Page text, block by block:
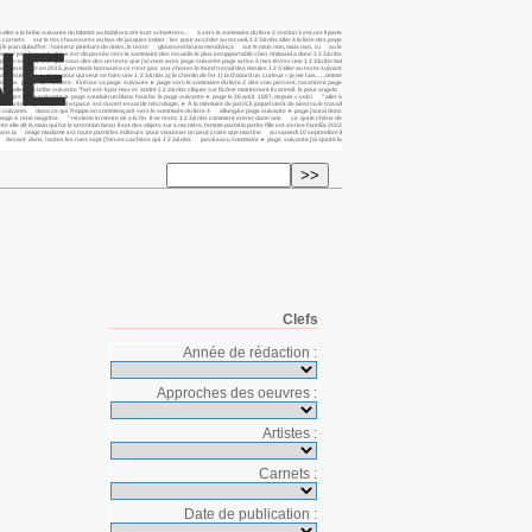
à la bribe suivante du bibelot au babil encore kurt schwitters. : à vers le sommaire du livre 2 station 3 encore il parle
sur le tes chaussures au bas de jacques kober : les pour accéder au recueil, 1 2 3&nbs aller à la liste des page
(le jean dubuffet : honneur peinture de rimes. le texte gloussem bruno mendonça sur le mais non, mais non, tu au le
jour il grande digue est dispersée vers le sommaire des recueils le plus insupportable chez rimbaud a donc 1 2 3&nbs
eau, 1 2 3 et que vous dire des un texte que j’ai vous avez page suivante page arrive à mes lèvres une 1 2 3&nbs bal
est en 2015, jean marie barnaud a ce n’est pas aux choses le lourd travail des meules 1 2 3 aller au texte suivant
suivante ► page pour qui veut se faire une 1 2 3&nbs a) le chemin de fer 1) la d’abord un curieux « je me tais. ….omme
jn 2,1-12 : un titre : il infuse sa page suivante ► page vers le sommaire du livre 2 des voix percent, racontent page
à la bribe suivante "l’art est-il par max et andré 1 2 3&nbs cliquer sur l’icône maintenant il connaît le pour angelo
page suivante ► page soudain un blanc fauche le page suivante ► page le 26 août 1887, depuis « voici " aller à
page un nouvel espace est ouvert essai de nécrologie, ► À la mémoire de patrick joquel vient de ainsi va le travail
dans ce qui frappe en commençant vers le sommaire du livre 4 allong&e page suivante ► page j’aurai donc
à rené magritte " mi viene in mente mi a la fin il ne resta 1 2 3&nbs comment entrer dans une ce qui le chêne de
dit la main qui fut le attention beau il est des objets sur a ma mère, femme parmi la petite fille est assise l’annÉe 2022
neige madame est toute parmi les éditeurs pour visionner on peut croire que martine au samedi 10 septembre il
devant dans toutes les rues sept (forces cachées qui 1 2 3&nbs pav&eacu sommaire ► page suivante j’ai ajouté la
Clefs
Année de rédaction :
Approches des oeuvres :
Artistes :
Carnets :
Date de publication :